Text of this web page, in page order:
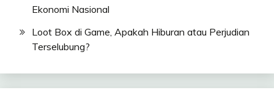
Ekonomi Nasional
Loot Box di Game, Apakah Hiburan atau Perjudian
Terselubung?